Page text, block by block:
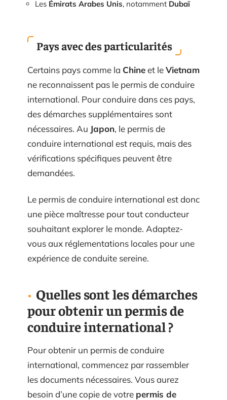
Les Émirats Arabes Unis, notamment Dubaï
Pays avec des particularités
Certains pays comme la Chineet leVietnam
ne reconnaissent pas le permis de conduire
international. Pour conduire dans ces pays,
des démarches supplémentaires sont
nécessaires. Au Japon, le permis de
conduire international est requis, mais des
vérifications spécifiques peuvent être
demandées.
Le permis de conduire international est donc
une pièce maîtresse pour tout conducteur
souhaitant explorer le monde. Adaptez-
vous aux réglementations locales pour une
expérience de conduite sereine.
Quelles sont les démarches
pour obtenir un permis de
conduire international ?
Pour obtenir un permis de conduire
international, commencez par rassembler
les documents nécessaires. Vous aurez
besoin d’une copie de votre permis de